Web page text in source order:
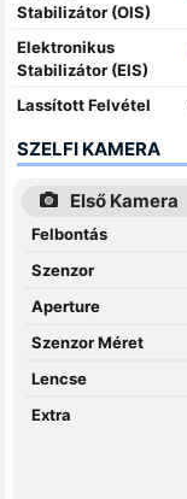
Stabilizátor (OIS)
Elektronikus
Stabilizátor (EIS)
Lassított Felvétel
SZELFI KAMERA
Első Kamera
Felbontás
Szenzor
Aperture
Szenzor Méret
Lencse
Extra